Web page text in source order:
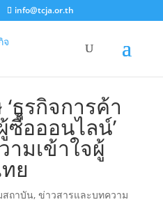
info@tcja.or.th
ธุรกิจการค้า
อออนไลน์’
ามเข้าใจผู้
ย
สถาบัน, ข่าวสารและบทความ